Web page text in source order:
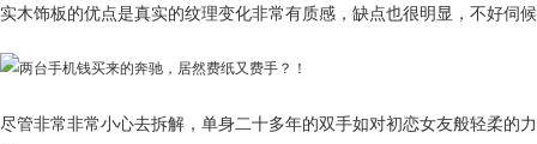
实木饰板的优点是真实的纹理变化非常有质感，缺点也很明显，不好伺候
尽管非常非常小心去拆解，单身二十多年的双手如对初恋女友般轻柔的力